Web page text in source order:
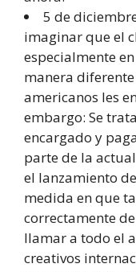
5 de
imaginar que el
especialmente
manera
americanos les
embargo: Se
encargado y
parte de la
el lanzamiento
medida en que
correctamente
llamar a todo el
creativos